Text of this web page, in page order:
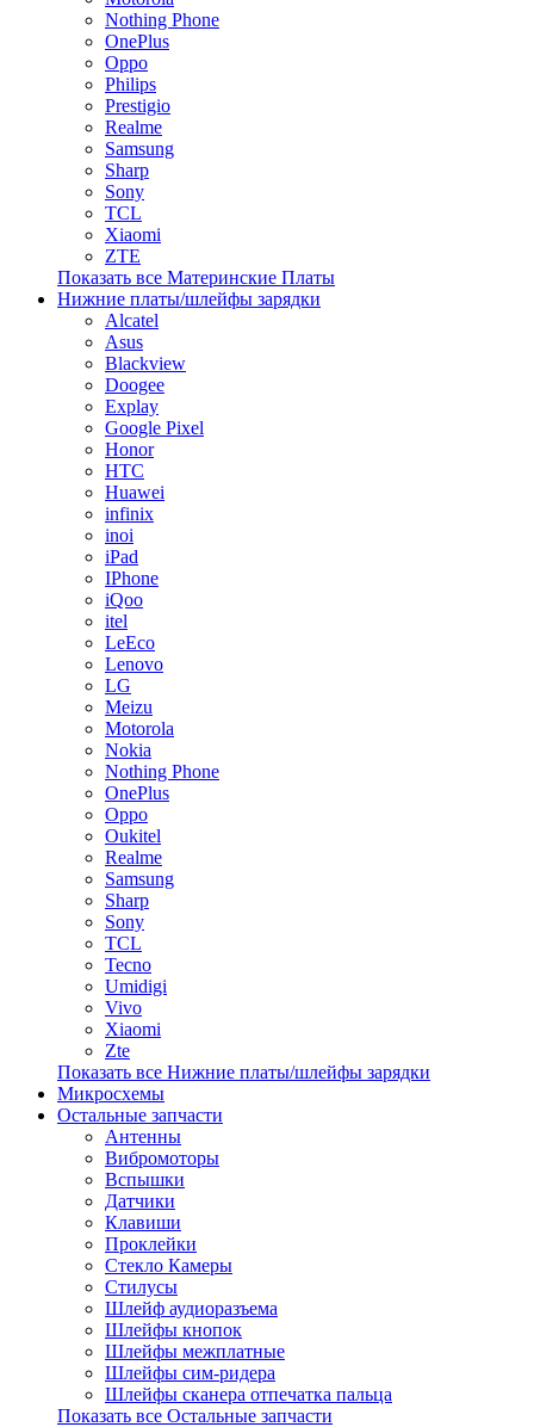
Nothing Phone
OnePlus
Oppo
Philips
Prestigio
Realme
Samsung
Sharp
Sony
TCL
Xiaomi
ZTE
Показать все Материнские Платы
Нижние платы/шлейфы зарядки
Alcatel
Asus
Blackview
Doogee
Explay
Google Pixel
Honor
HTC
Huawei
infinix
inoi
iPad
IPhone
iQoo
itel
LeEco
Lenovo
LG
Meizu
Motorola
Nokia
Nothing Phone
OnePlus
Oppo
Oukitel
Realme
Samsung
Sharp
Sony
TCL
Tecno
Umidigi
Vivo
Xiaomi
Zte
Показать все Нижние платы/шлейфы зарядки
Микросхемы
Остальные запчасти
Антенны
Вибромоторы
Вспышки
Датчики
Клавиши
Проклейки
Стекло Камеры
Стилусы
Шлейф аудиоразъема
Шлейфы кнопок
Шлейфы межплатные
Шлейфы сим-ридера
Шлейфы сканера отпечатка пальца
Показать все Остальные запчасти